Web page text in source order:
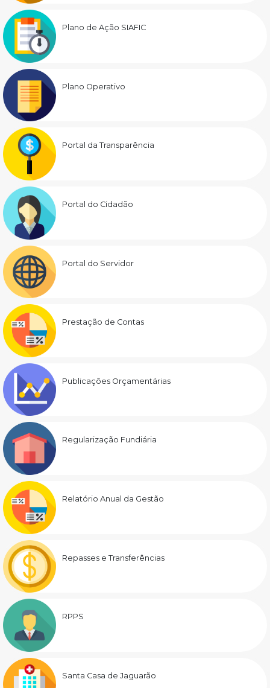
Plano de Ação SIAFIC
Plano Operativo
Portal da Transparência
Portal do Cidadão
Portal do Servidor
Prestação de Contas
Publicações Orçamentárias
Regularização Fundiária
Relatório Anual da Gestão
Repasses e Transferências
RPPS
Santa Casa de Jaguarão